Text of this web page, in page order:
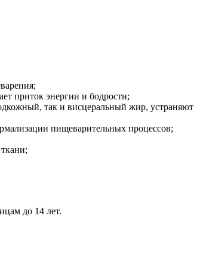
приток энергии и бодрости;
так и висцеральный жир, устраняют
пищеварительных процессов;
до 14 лет.